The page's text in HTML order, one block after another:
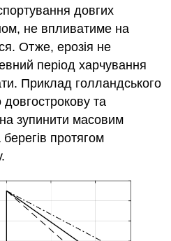
довгих
не впливатиме на
Отже, ерозія не
період харчування
Приклад голландського
та
зупинити масовим
протягом